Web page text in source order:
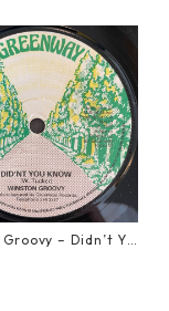
– Didn’t Yo
21811】